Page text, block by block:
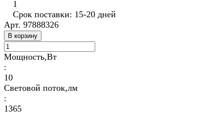
1
Срок поставки: 15-20 дней
Арт. 97888326
В корзину
Мощность,Вт
:
10
Световой поток,лм
:
1365